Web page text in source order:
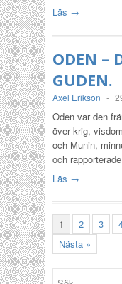
Läs →
ODEN –
GUDEN.
Axel Erikson -
Oden var den
över krig,
och Munin,
och
Läs →
1 2 3
Nästa »